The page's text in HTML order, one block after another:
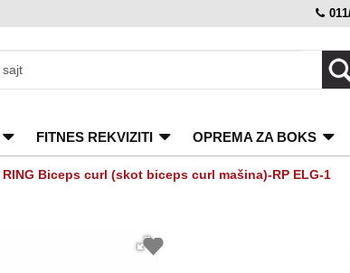
FITNES REKVIZITI OPREMA ZA BOKS
RING Biceps curl (skot biceps curl mašina)-RP ELG-1